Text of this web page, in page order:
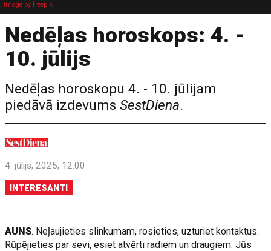
Image by freepik
Nedēļas horoskops: 4. -
10. jūlijs
Nedēļas horoskopu 4. - 10. jūlijam
piedāvā izdevumsSestDiena.
4. jūlijs, 2025, 12:00
INTERESANTI
AUNS. Neļaujieties slinkumam, rosieties, uzturiet kontaktus.
Rūpējieties par sevi, esiet atvērti radiem un draugiem. Jūs